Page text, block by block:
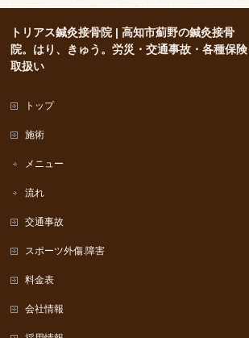
トリアス鍼灸接骨院 | 高知市薊野の鍼灸接骨
院。はり、きゅう。労災・交通事故・各種保険
取扱い
トップ
施術
メニュー
流れ
交通事故
スポーツ外傷.障害
料金表
会社情報